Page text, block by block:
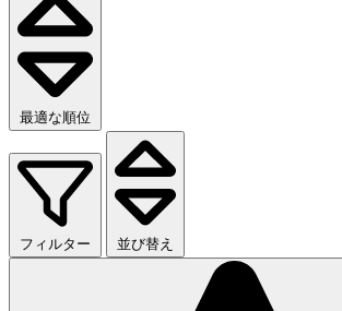
最適な順位
フィルター 並び替え